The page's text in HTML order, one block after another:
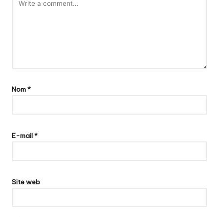
Nom*
E-mail*
Site web